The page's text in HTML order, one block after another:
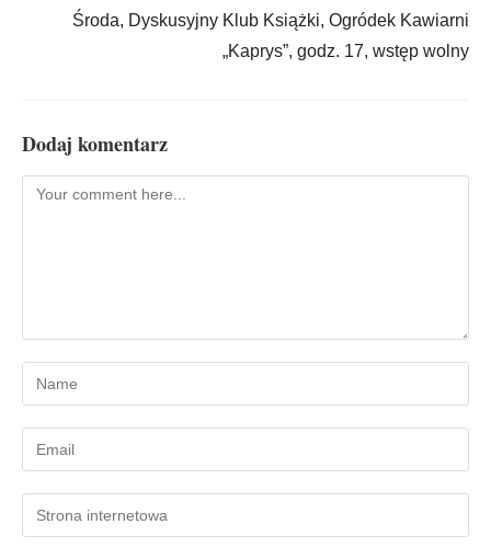
Środa, Dyskusyjny Klub Książki, Ogródek Kawiarni
„Kaprys”, godz. 17, wstęp wolny
Dodaj komentarz